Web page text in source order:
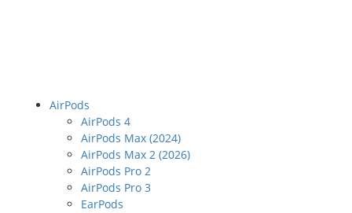
AirPods
AirPods 4
AirPods Max (2024)
AirPods Max 2 (2026)
AirPods Pro 2
AirPods Pro 3
EarPods